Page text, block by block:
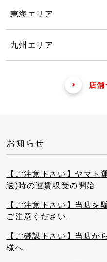
東海エリア
九州エリア
店
お知らせ
【ご注意下さい】ヤマト
送)時の運賃収受の開始
【ご注意下さい】当店を
ご注意ください
【ご確認下さい】当店か
様へ